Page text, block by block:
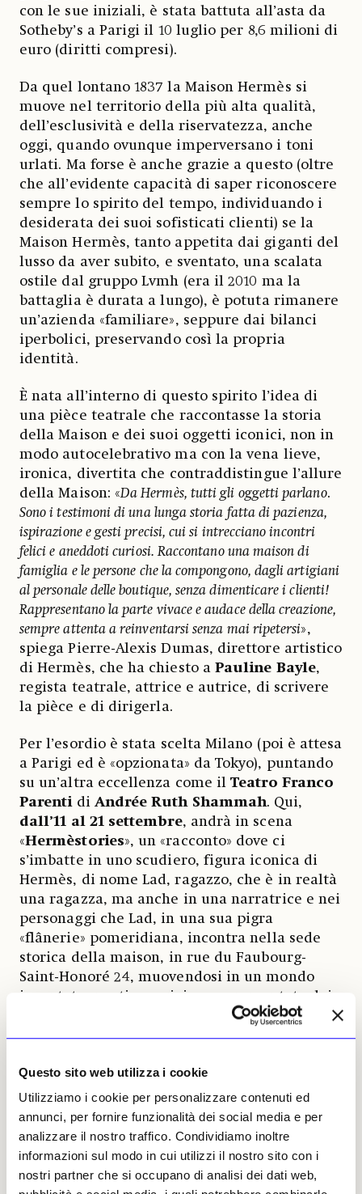
Questo sito web utilizza i cookie
Utilizziamo i cookie per personalizzare contenuti ed
annunci, per fornire funzionalità dei social media e per
analizzare il nostro traffico. Condividiamo inoltre
informazioni sul modo in cui utilizzi il nostro sito con i
nostri partner che si occupano di analisi dei dati web,
con le sue iniziali, è stata battuta all’asta da
Sotheby’s a Parigi il 10 luglio per 8,6 milioni di
euro (diritti compresi).
Da quel lontano 1837 la Maison Hermès si
muove nel territorio della più alta qualità,
dell’esclusività e della riservatezza, anche
oggi, quando ovunque imperversano i toni
urlati. Ma forse è anche grazie a questo (oltre
che all’evidente capacità di saper riconoscere
sempre lo spirito del tempo, individuando i
desiderata dei suoi sofisticati clienti) se la
Maison Hermès, tanto appetita dai giganti del
lusso da aver subito, e sventato, una scalata
ostile dal gruppo Lvmh (era il 2010 ma la
battaglia è durata a lungo), è potuta rimanere
un’azienda «familiare», seppure dai bilanci
iperbolici, preservando così la propria
identità.
È nata all’interno di questo spirito l’idea di
una pièce teatrale che raccontasse la storia
della Maison e dei suoi oggetti iconici, non in
modo autocelebrativo ma con la vena lieve,
ironica, divertita che contraddistingue l’allure
della Maison: «Da Hermès, tutti gli oggetti parlano.
Sono i testimoni di una lunga storia fatta di pazienza,
ispirazione e gesti precisi, cui si intrecciano incontri
felici e aneddoti curiosi. Raccontano una maison di
famiglia e le persone che la compongono, dagli artigiani
al personale delle boutique, senza dimenticare i clienti!
Rappresentano la parte vivace e audace della creazione,
sempre attenta a reinventarsi senza mai ripetersi»,
spiega Pierre-Alexis Dumas, direttore artistico
di Hermès, che ha chiesto a Pauline Bayle,
regista teatrale, attrice e autrice, di scrivere
la pièce e di dirigerla.
Per l’esordio è stata scelta Milano (poi è attesa
a Parigi ed è «opzionata» da Tokyo), puntando
su un’altra eccellenza come ilTeatro Franco
Parentidi Andrée Ruth Shammah. Qui,
dall’11 al 21 settembre, andrà in scena
«Hermèstories», un «racconto» dove ci
s’imbatte in uno scudiero, figura iconica di
Hermès, di nome Lad, ragazzo, che è in realtà
una ragazza, ma anche in una narratrice e nei
personaggi che Lad, in una sua pigra
«flânerie» pomeridiana, incontra nella sede
storica della maison, in rue du Faubourg-
Saint-Honoré 24, muovendosi in un mondo
incantato, poetico e gioioso, commentato dai
suoni creati dal rumorista Monsieur Bruit
(cioè «rumore») con gli oggetti tipici della
quadrati di seta, ci sono le inconfondibili
scatole arancioni, c’è l’altrettanto
inconfondibilecoperta da cavallodi Hermès
e ci sono gli innumerevoli oggetti creati dagli
artigiani che lavorano qui, con i loro saperi
tramandati dalla Maison stessa, che ne
promuove la continua formazione.